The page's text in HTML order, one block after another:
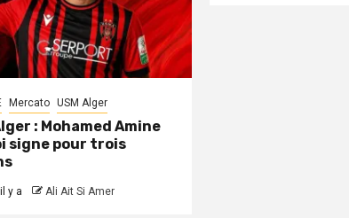
Mercato USM Alger
: Mohamed Amine
signe pour trois
y a Ali Ait Si Amer